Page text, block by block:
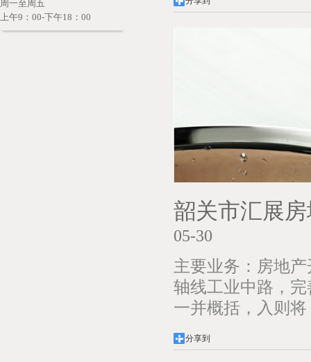
周一至周五
上午9：00-下午18：00
韶关市汇展
05-30
主要业务：房地
轴线工业中路，
一并概括，入则将
分享到